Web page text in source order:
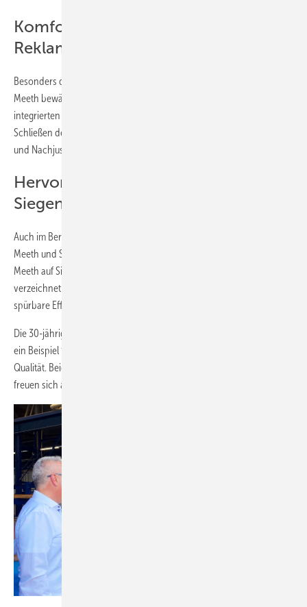
Komfortpilzbolzen reduziert
Reklamationen
Besonders der Komfortpilzbolzen von Siegenia hat sich bei Helmut
Meeth bewährt. Mit seiner stufenlosen Höhenverstellung und
integrierten Rollfunktion sorgt er für dauerhaft einfaches Öffnen und
Schließen der Elemente. Diese Innovation reduziert Reklamationen
und Nachjustierungen und spart somit Zeit und Kosten.
Hervorragende Erfahrungen mit dem
Siegenia-Portfolio
Auch im Bereich der Schiebeanlagen und Haustüren arbeiten Helmut
Meeth und Siegenia erfolgreich zusammen. Seit 2008 setzt Helmut
Meeth auf Siegenia-Beschläge in der Türenproduktion und
verzeichnet durch die Lieferung der Bodenschwellen als Comfort Unit
spürbare Effizienzgewinne.
Die 30-jährige Partnerschaft zwischen Helmut Meeth und Siegenia ist
ein Beispiel für Vertrauen, Integrität und ein beidseitiges Streben nach
Qualität. Beide Unternehmen blicken optimistisch in die Zukunft und
freuen sich auf weitere erfolgreiche Jahre der Zusammenarbeit.